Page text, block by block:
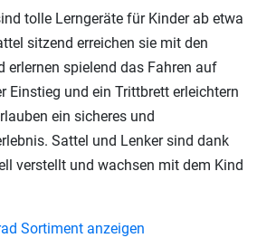
tolle Lerngeräte für Kinder ab etwa
sitzend erreichen sie mit den
erlernen spielend das Fahren auf
Einstieg und ein Trittbrett erleichtern
ein sicheres und
Sattel und Lenker sind dank
verstellt und wachsen mit dem Kind
Sortiment anzeigen